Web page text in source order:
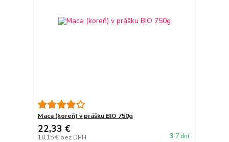
Maca (koreň) v prášku BIO 750g
22,33 €
18,15 € bez DPH 3-7 dní